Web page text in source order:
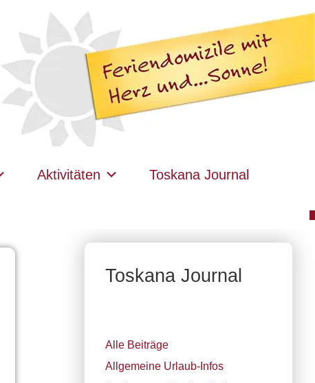
Aktivitäten Toskana Journal
Toskana Journal
Alle Beiträge
Allgemeine Urlaub-Infos